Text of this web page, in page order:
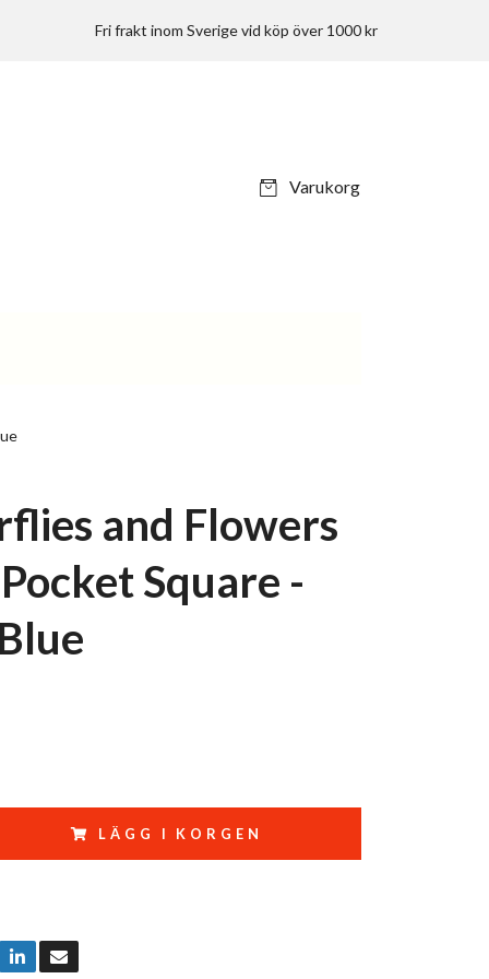
Fri frakt inom Sverige vid köp över 1000 kr
Varukorg
and Flowers
Square -
LÄGG I KORGEN